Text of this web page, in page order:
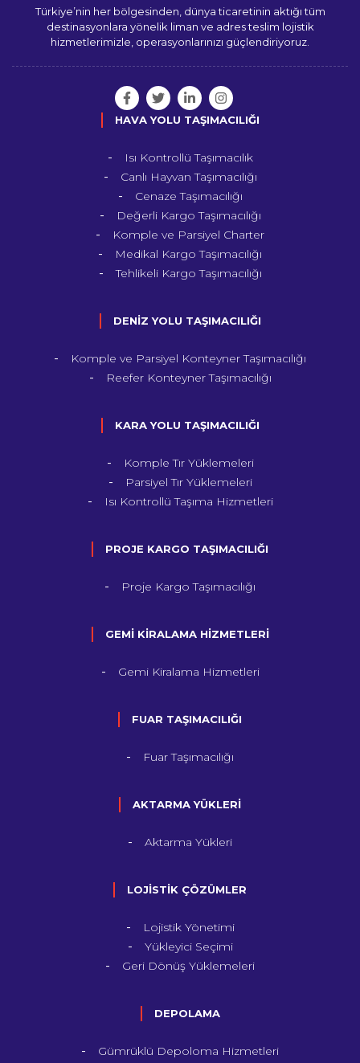
Türkiye’nin her bölgesinden, dünya ticaretinin aktığı tüm
destinasyonlara yönelik liman ve adres teslim lojistik
hizmetlerimizle, operasyonlarınızı güçlendiriyoruz.
HAVA YOLU TAŞIMACILIĞI
Isı Kontrollü Taşımacılık
Canlı Hayvan Taşımacılığı
Cenaze Taşımacılığı
Değerli Kargo Taşımacılığı
Komple ve Parsiyel Charter
Medikal Kargo Taşımacılığı
Tehlikeli Kargo Taşımacılığı
DENİZ YOLU TAŞIMACILIĞI
Komple ve Parsiyel Konteyner Taşımacılığı
Reefer Konteyner Taşımacılığı
KARA YOLU TAŞIMACILIĞI
Komple Tır Yüklemeleri
Parsiyel Tır Yüklemeleri
Isı Kontrollü Taşıma Hizmetleri
PROJE KARGO TAŞIMACILIĞI
Proje Kargo Taşımacılığı
GEMİ KİRALAMA HİZMETLERİ
Gemi Kiralama Hizmetleri
FUAR TAŞIMACILIĞI
Fuar Taşımacılığı
AKTARMA YÜKLERİ
Aktarma Yükleri
LOJİSTİK ÇÖZÜMLER
Lojistik Yönetimi
Yükleyici Seçimi
Geri Dönüş Yüklemeleri
DEPOLAMA
Gümrüklü Depoloma Hizmetleri